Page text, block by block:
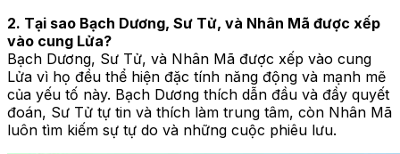
2. Tại sao Bạch Dương, Sư Tử, và Nhân Mã được xếp
vào cung Lửa?
Bạch Dương, Sư Tử, và Nhân Mã được xếp vào cung
Lửa vì họ đều thể hiện đặc tính năng động và mạnh mẽ
của yếu tố này. Bạch Dương thích dẫn đầu và đầy quyết
đoán, Sư Tử tự tin và thích làm trung tâm, còn Nhân Mã
luôn tìm kiếm sự tự do và những cuộc phiêu lưu.